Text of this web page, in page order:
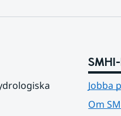
Jobba
Om